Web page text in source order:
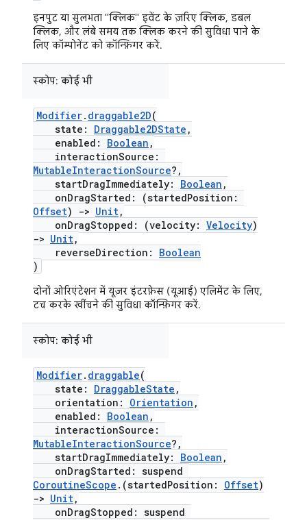
इनपुट या सुलभता "क्लिक" इवेंट के ज़रिए क्लिक, डबल
क्लिक, और लंबे समय तक क्लिक करने की सुविधा पाने के
लिए कॉम्पोनेंट को कॉन्फ़िगर करें.
स्कोप: कोई भी
Modifier. draggable2D(
state: Draggable2DState ,
enabled: Boolean ,
interactionSource:
MutableInteractionSource?,
startDragImmediately: Boolean ,
onDragStarted: (startedPosition:
Offset) -> Unit,
onDragStopped: (velocity: Velocity)
-> Unit,
reverseDirection: Boolean
)
दोनों ओरिएंटेशन में यूज़र इंटरफ़ेस (यूआई) एलिमेंट के लिए,
टच करके खींचने की सुविधा कॉन्फ़िगर करें.
स्कोप: कोई भी
Modifier. draggable(
state: DraggableState ,
orientation: Orientation ,
enabled: Boolean ,
interactionSource:
MutableInteractionSource?,
startDragImmediately: Boolean ,
onDragStarted: suspend
CoroutineScope .(startedPosition: Offset)
-> Unit,
onDragStopped: suspend